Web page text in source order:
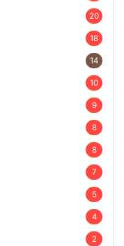
20
18
14
10
9
8
8
7
5
4
2